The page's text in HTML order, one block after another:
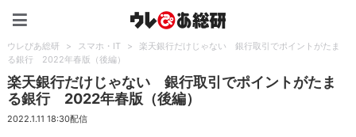
ウレぴあ総研 > スマホ・IT >
楽天銀行だけじゃない 銀行取引でポイントがたま
る銀行 2022年春版（後編）
楽天銀行だけじゃない 銀行取引でポイントがたま
る銀行 2022年春版（後編）
2022.1.11 18:30配信